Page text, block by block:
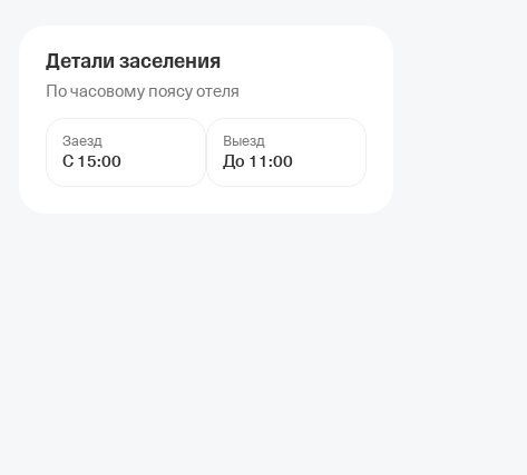
Детали заселения
По часовому поясу отеля
Заезд
С 15:00
Выезд
До 11:00